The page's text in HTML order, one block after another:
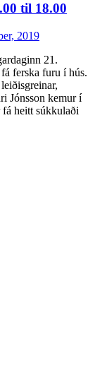
til 18.00
2019
21.
ferska furu í hús.
Jónsson kemur í
heitt súkkulaði